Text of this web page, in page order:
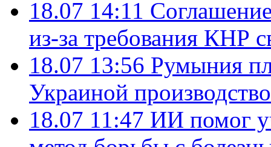
18.07 14:11
из-за требования КНР
18.07 13:56 Румыния
Украиной
18.07 11:47 ИИ помог